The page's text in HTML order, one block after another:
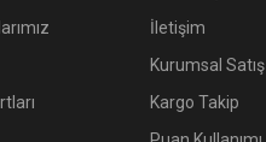
İletişim
Kurumsal Satış
Kargo Takip